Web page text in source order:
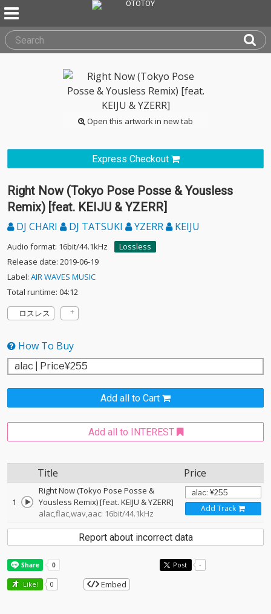
Open this artwork in new tab
Express Checkout
Right Now (Tokyo Pose Posse & Yousless
Remix) [feat. KEIJU & YZERR]
DJ CHARI DJ TATSUKI YZERR KEIJU
Audio format: 16bit/44.1kHz
Lossless
Release date: 2019-06-19
Label: AIR WAVES MUSIC
Total runtime: 04:12
ロスレス
How To Buy
Add all to Cart
Add all to INTEREST
Title Price
1
Right Now (Tokyo Pose Posse &
Yousless Remix) [feat. KEIJU & YZERR]
alac,flac,wav,aac: 16bit/44.1kHz
Add Track
Report about incorrect data
Post -
Like! 0 Embed